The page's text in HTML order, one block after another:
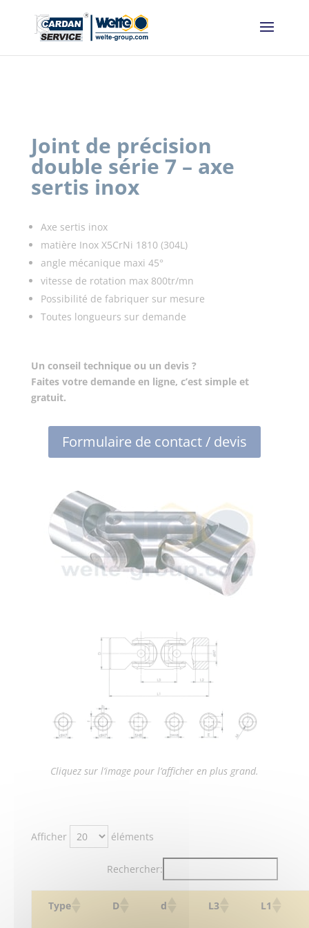
Joint de précision
double série 7 – axe
sertis inox
Axe sertis inox
matière Inox X5CrNi 1810 (304L)
angle mécanique maxi 45°
vitesse de rotation max 800tr/mn
Possibilité de fabriquer sur mesure
Toutes longueurs sur demande
Un conseil technique ou un devis ?
Faites votre demande en ligne, c’est simple et
gratuit.
Formulaire de contact / devis
Cliquez sur l’image pour l’afficher en plus grand.
Afficher éléments
Rechercher:
Type D d L3 L1